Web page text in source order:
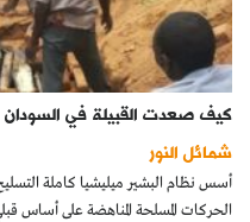
كيف صعدت القبيلة في
شمائل النور
أسس نظام البشير ميليشيا كاملة
الحركات المسلحة المناهضة على أساس